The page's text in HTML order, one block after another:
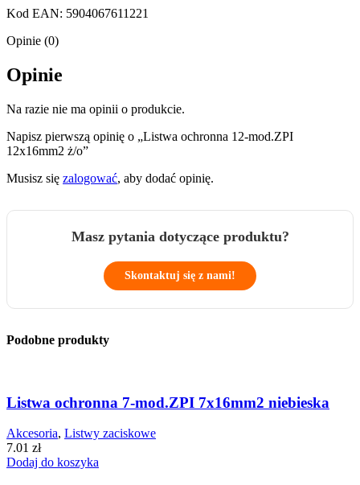
Kod EAN: 5904067611221
Opinie (0)
Opinie
Na razie nie ma opinii o produkcie.
Napisz pierwszą opinię o „Listwa ochronna 12-mod.ZPI
12x16mm2 ż/o”
Musisz się zalogować, aby dodać opinię.
Masz pytania dotyczące produktu?
Skontaktuj się z nami!
Podobne produkty
Listwa ochronna 7-mod.ZPI 7x16mm2 niebieska
Akcesoria, Listwy zaciskowe
7.01 zł
Dodaj do koszyka